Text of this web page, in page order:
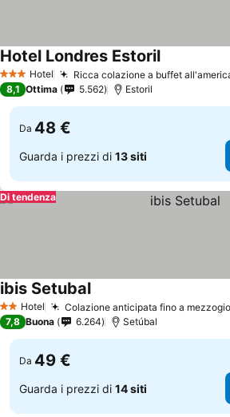
3 StelleHotel Ricca colazione a buffet
Hotel Londres Estoril
8,1 Ottima 5.562 Estoril
Da 48 €
Guarda i prezzi di 13 siti
Di tendenza
2 StelleHotel Colazione anticipata fino a
ibis Setubal
7,8 Buona 6.264 Setúbal
Da 49 €
Guarda i prezzi di 14 siti